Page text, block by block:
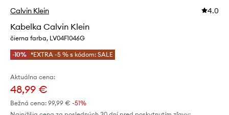
Calvin Klein 4.0
Kabelka Calvin Klein
čierna farba, LV04F1046G
-10% *EXTRA -5 % s kódom: SALE
Aktuálna cena:
48,99 €
Bežná cena: 99,99 € -51%